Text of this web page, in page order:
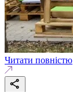
Читати повністю